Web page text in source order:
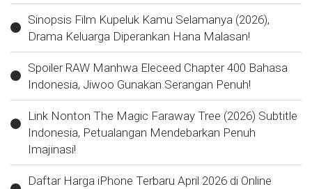
Sinopsis Film Kupeluk Kamu Selamanya (2026),
Drama Keluarga Diperankan Hana Malasan!
Spoiler RAW Manhwa Eleceed Chapter 400 Bahasa
Indonesia, Jiwoo Gunakan Serangan Penuh!
Link Nonton The Magic Faraway Tree (2026) Subtitle
Indonesia, Petualangan Mendebarkan Penuh
Imajinasi!
Daftar Harga iPhone Terbaru April 2026 di Online